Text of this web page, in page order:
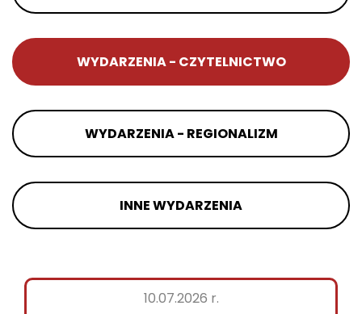
WYDARZENIA - CZYTELNICTWO
WYDARZENIA - REGIONALIZM
INNE WYDARZENIA
10.07.2026 r.